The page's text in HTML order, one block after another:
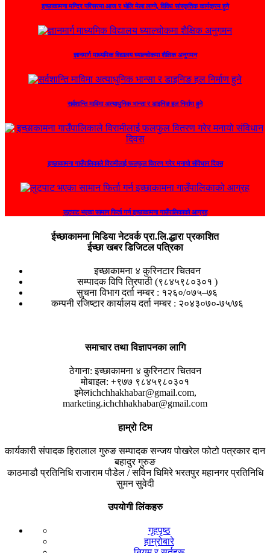
इच्छाकामना मन्दिर परिसरमा आज र भोलि मेला लाग्ने, विविध सांस्कृतिक कार्यक्रम हुने
ज्ञानमार्ग माध्यमिक विद्यालय घ्याल्चोकमा शैक्षिक अनुगमन
सर्वशान्ति माविमा अत्याधुनिक भान्सा र डाइनिङ हल निर्माण हुने
इच्छाकामना गाउँपालिकाले विरामीलाई फलफुल वितरण गरेर मनायो संविधान दिवस
लुटपाट भएका सामान फिर्ता गर्न इच्छाकामना गाउँपालिकाको आग्रह
ईच्छाकामना मिडिया नेटवर्क प्रा.लि.द्धारा प्रकाशित
ईच्छा खबर डिजिटल पत्रिका
इच्छाकामना ४ कुरिनटार चितवन
सम्पादक विपि त्रिपाठी (९८४५९८०३०१ )
सुचना विभाग दर्ता नम्बर : १२६०/०७५–७६
कम्पनी रजिष्टार कार्यालय दर्ता नम्बर : २०४३०७०-७५/७६
समाचार तथा विज्ञापनका लागि
ठेगाना: इच्छाकामना ४ कुरिनटार चितवन
मोबाइल: +९७७ ९८४५९८०३०१
इमेलichchhakhabar@gmail.com,
marketing.ichchhakhabar@gmail.com
हाम्रो टिम
कार्यकारी संपादकहिरालाल गुरुङसम्पादकसन्जय पोखरेलफोटो पत्रकारदान
बहादुर गुरुङ
काठमाडौ प्रतिनिधिराजाराम पौडेल / सविन घिमिरेभरतपुर महानगर प्रतिनिधि
सुमन सुवेदी
उपयोगी लिंकहरु
गृहपृष्ठ
हाम्रोबारे